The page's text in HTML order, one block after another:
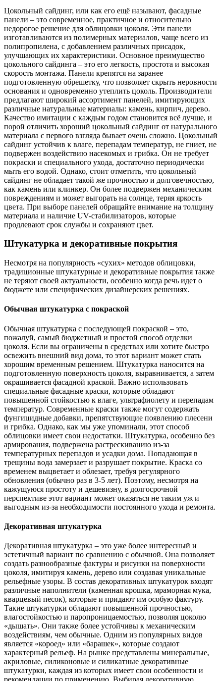
Цокольный сайдинг, или как его ещё называют, фасадные
панели – это современное, практичное и относительно
недорогое решение для облицовки цоколя. Эти панели
изготавливаются из полимерных материалов, чаще всего из
полипропилена, с добавлением различных присадок,
улучшающих их характеристики. Основное преимущество
цокольного сайдинга – это его легкость, простота и высокая
скорость монтажа. Панели крепятся на заранее
подготовленную обрешетку, что позволяет скрыть неровности
основания и одновременно утеплить цоколь. Производители
предлагают широкий ассортимент панелей, имитирующих
различные натуральные материалы: камень, кирпич, дерево.
Качество имитации с каждым годом становится всё лучше, и
порой отличить хороший цокольный сайдинг от натурального
материала с первого взгляда бывает очень сложно. Цокольный
сайдинг устойчив к влаге, перепадам температур, не гниет, не
подвержен воздействию насекомых и грибка. Он не требует
покраски и специального ухода, достаточно периодически
мыть его водой. Однако, стоит отметить, что цокольный
сайдинг не обладает такой же прочностью и долговечностью,
как камень или клинкер. Он более подвержен механическим
повреждениям и может выгорать на солнце, теряя яркость
цвета. При выборе панелей обращайте внимание на толщину
материала и наличие UV-стабилизаторов, которые
продлевают срок службы и сохраняют цвет.
Штукатурка и декоративные покрытия
Несмотря на популярность «сухих» методов облицовки,
традиционные штукатурные и декоративные покрытия также
не теряют своей актуальности, особенно когда речь идет о
бюджете или специфических дизайнерских решениях.
Обычная штукатурка с покраской
Обычная штукатурка с последующей покраской – это,
пожалуй, самый бюджетный и простой способ отделки
цоколя. Если вы ограничены в средствах или хотите быстро
освежить внешний вид дома, то этот вариант может стать
хорошим временным решением. Штукатурка наносится на
подготовленную поверхность цоколя, выравнивается, а затем
окрашивается фасадной краской. Важно использовать
специальные фасадные краски, которые обладают
повышенной стойкостью к влаге, ультрафиолету и перепадам
температур. Современные краски также могут содержать
фунгицидные добавки, препятствующие появлению плесени
и грибка. Однако, как мы уже упоминали, этот способ
облицовки имеет свои недостатки. Штукатурка, особенно без
армирования, подвержена растрескиванию из-за
температурных перепадов и усадки дома. Попадающая в
трещины вода замерзает и разрушает покрытие. Краска со
временем выцветает и облезает, требуя регулярного
обновления (обычно раз в 3-5 лет). Поэтому, несмотря на
кажущуюся простоту и дешевизну, в долгосрочной
перспективе этот вариант может оказаться не таким уж и
выгодным из-за необходимости постоянного ухода и ремонта.
Декоративная штукатурка
Декоративная штукатурка – это уже более интересный и
эстетичный вариант по сравнению с обычной. Она позволяет
создать разнообразные фактуры и рисунки на поверхности
цоколя, имитируя камень, дерево или создавая уникальные
рельефные узоры. В состав декоративных штукатурок входят
различные наполнители (каменная крошка, мраморная мука,
кварцевый песок), которые и придают им особую фактуру.
Такие штукатурки обладают повышенной прочностью,
влагостойкостью и паропроницаемостью, позволяя цоколю
«дышать». Они также более устойчивы к механическим
воздействиям, чем обычные. Одним из популярных видов
является «короед» или «барашек», которые создают
характерный рельеф. На рынке представлены минеральные,
акриловые, силиконовые и силикатные декоративные
штукатурки, каждая из которых имеет свои особенности и
рекомендации по применению. Выбирая декоративную